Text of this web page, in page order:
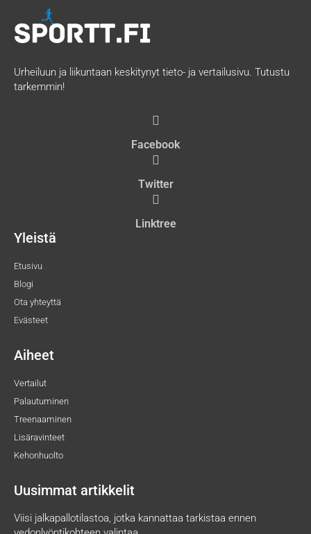
Urheiluun ja liikuntaan keskitynyt tieto- ja vertailusivu. Tutustu
tarkemmin!
Facebook
Twitter
Linktree
Yleistä
Etusivu
Blogi
Ota yhteyttä
Evästeet
Aiheet
Vertailut
Palautuminen
Treenaaminen
Lisäravinteet
Kehonhuolto
Uusimmat artikkelit
Viisi jalkapallotilastoa, jotka kannattaa tarkistaa ennen